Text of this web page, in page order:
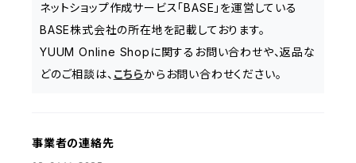
ネットショップ作成サービス「BASE」を運営している
BASE株式会社の所在地を記載しております。
YUUM Online Shopに関するお問い合わせや、返品な
どのご相談は、 こちらからお問い合わせください。
事業者の連絡先